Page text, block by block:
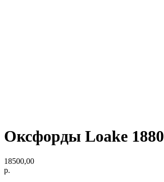
Оксфорды Loake 1880
18500,00
р.